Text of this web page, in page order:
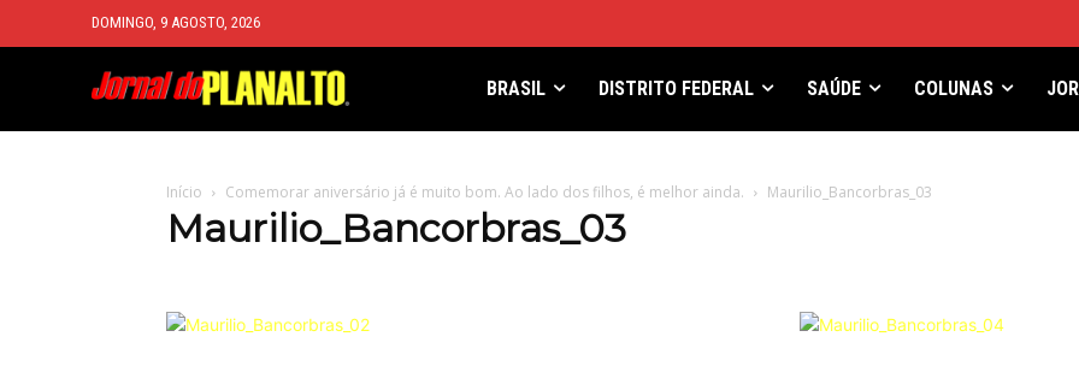
DOMINGO, 9 AGOSTO, 2026
BRASIL DISTRITO FEDERAL SAÚDE COLUNAS
Início Comemorar aniversário já é muito bom. Ao lado dos filhos, é melhor ainda. Maurilio_Bancorbras_03
Maurilio_Bancorbras_03